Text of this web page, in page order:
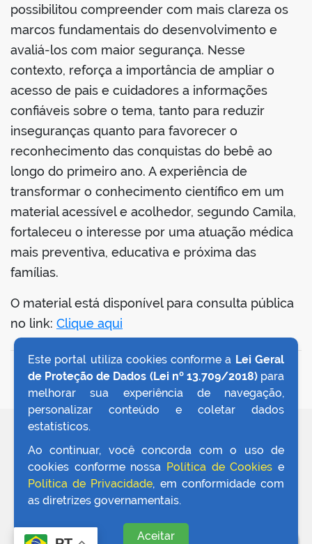
possibilitou compreender com mais clareza os
marcos fundamentais do desenvolvimento e
avaliá-los com maior segurança. Nesse
contexto, reforça a importância de ampliar o
acesso de pais e cuidadores a informações
confiáveis sobre o tema, tanto para reduzir
inseguranças quanto para favorecer o
reconhecimento das conquistas do bebê ao
longo do primeiro ano. A experiência de
transformar o conhecimento científico em um
material acessível e acolhedor, segundo Camila,
fortaleceu o interesse por uma atuação médica
mais preventiva, educativa e próxima das
famílias.
O material está disponível para consulta pública
no link: Clique aqui
VOLTAR AO TOPO
Este portal utiliza cookies conforme a Lei Geral
de Proteção de Dados (Lei nº 13.709/2018)para
melhorar sua experiência de navegação,
personalizar conteúdo e coletar dados
estatísticos.
Ao continuar, você concorda com o uso de
cookies conforme nossa Política de Cookies e
Política de Privacidade, em conformidade com
as diretrizes governamentais.
Aceitar